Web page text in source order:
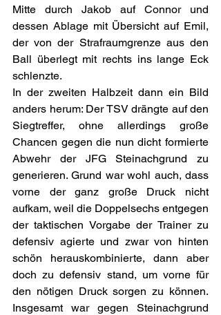
Mitte durch Jakob auf Connor und
dessen Ablage mit Übersicht auf Emil,
der von der Strafraumgrenze aus den
Ball überlegt mit rechts ins lange Eck
schlenzte.
In der zweiten Halbzeit dann ein Bild
anders herum: Der TSV drängte auf den
Siegtreffer, ohne allerdings große
Chancen gegen die nun dicht formierte
Abwehr der JFG Steinachgrund zu
generieren. Grund war wohl auch, dass
vorne der ganz große Druck nicht
aufkam, weil die Doppelsechs entgegen
der taktischen Vorgabe der Trainer zu
defensiv agierte und zwar von hinten
schön herauskombinierte, dann aber
doch zu defensiv stand, um vorne für
den nötigen Druck sorgen zu können.
Insgesamt war gegen Steinachgrund